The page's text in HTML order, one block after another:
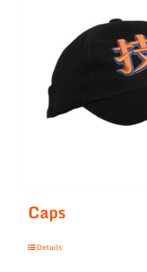
Caps
Details